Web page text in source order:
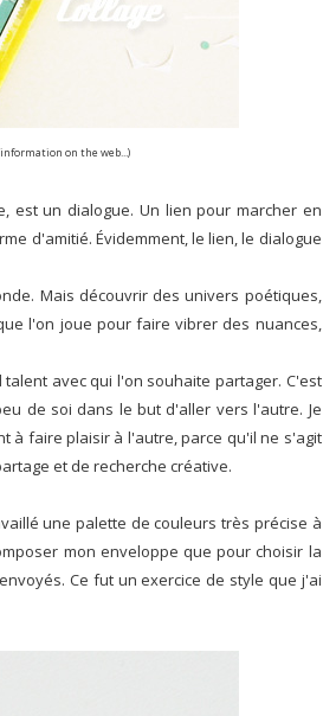
on the web...)
est un dialogue. Un lien pour marcher en
d'amitié. Évidemment, le lien, le dialogue
Mais découvrir des univers poétiques,
l'on joue pour faire vibrer des nuances,
avec qui l'on souhaite partager. C'est
de soi dans le but d'aller vers l'autre. Je
à faire plaisir à l'autre, parce qu'il ne s'agit
et de recherche créative.
une palette de couleurs très précise à
mon enveloppe que pour choisir la
Ce fut un exercice de style que j'ai